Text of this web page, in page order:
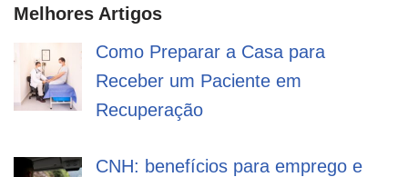
Melhores Artigos
Como Preparar a Casa para
Receber um Paciente em
Recuperação
CNH: benefícios para emprego e